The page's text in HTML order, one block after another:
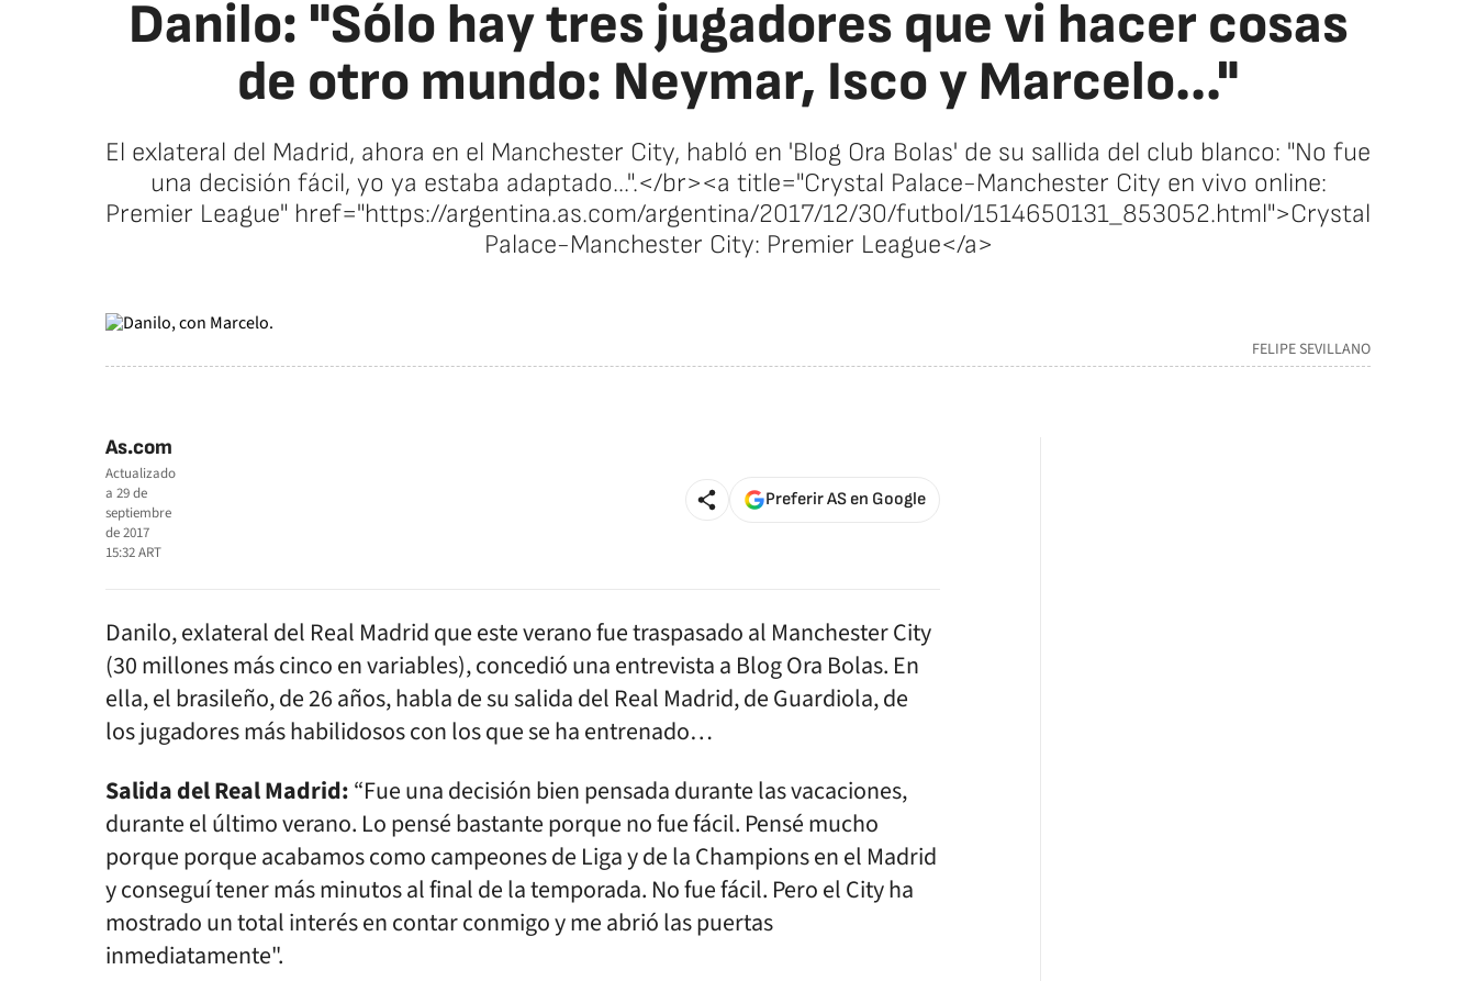
Danilo: "Sólo hay tres jugadores que vi hacer cosas
de otro mundo: Neymar, Isco y Marcelo..."
El exlateral del Madrid, ahora en el Manchester City, habló en 'Blog Ora Bolas' de su sallida del club blanco: "No fue
una decisión fácil, yo ya estaba adaptado...".</br><a title="Crystal Palace-Manchester City en vivo online:
Premier League" href="https://argentina.as.com/argentina/2017/12/30/futbol/1514650131_853052.html">Crystal
Palace-Manchester City: Premier League</a>
FELIPE SEVILLANO
As.com
Actualizado
a 29 de
septiembre
de 2017
15:32ART
Preferir AS en Google
Danilo, exlateral del Real Madrid que este verano fue traspasado al Manchester City
(30 millones más cinco en variables), concedió una entrevista a Blog Ora Bolas. En
ella, el brasileño, de 26 años, habla de su salida del Real Madrid, de Guardiola, de
los jugadores más habilidosos con los que se ha entrenado…
Salida del Real Madrid:“Fue una decisión bien pensada durante las vacaciones,
durante el último verano. Lo pensé bastante porque no fue fácil. Pensé mucho
porque porque acabamos como campeones de Liga y de la Champions en el Madrid
y conseguí tener más minutos al final de la temporada. No fue fácil. Pero el City ha
mostrado un total interés en contar conmigo y me abrió las puertas
inmediatamente".